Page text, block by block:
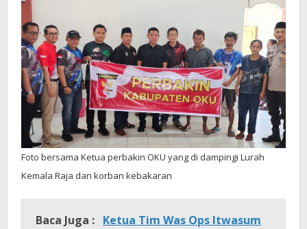
Foto bersama Ketua perbakin OKU yang di dampingi Lurah
Kemala Raja dan korban kebakaran
Baca Juga : Ketua Tim Was Ops Itwasum